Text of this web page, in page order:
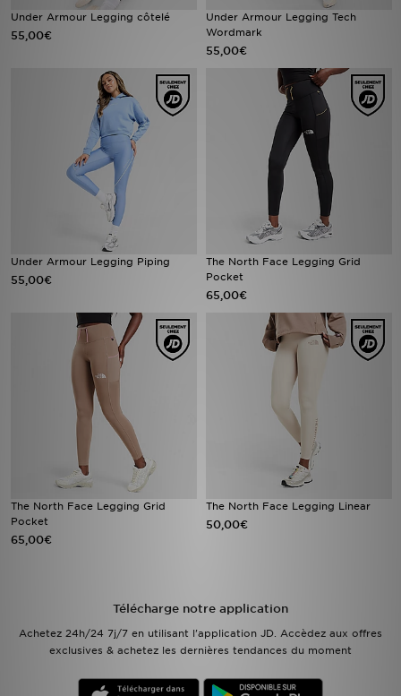
Under Armour Legging côtelé
55,00€
Under Armour Legging Tech
Wordmark
55,00€
Under Armour Legging Piping
55,00€
The North Face Legging Grid
Pocket
65,00€
The North Face Legging Grid
Pocket
65,00€
The North Face Legging Linear
50,00€
Télécharge notre application
Achetez 24h/24 7j/7 en utilisant l'application JD. Accèdez aux offres
exclusives & achetez les dernières tendances du moment
Suivre Ma Commande
Service client
Nos Magasins
Télécharge l'Appli